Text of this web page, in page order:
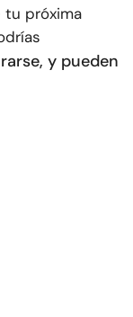
tu próxima
y pueden